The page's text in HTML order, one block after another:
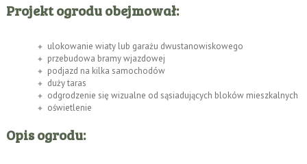
Projekt ogrodu obejmował:
ulokowanie wiaty lub garażu dwustanowiskowego
przebudowa bramy wjazdowej
podjazd na kilka samochodów
duży taras
odgrodzenie się wizualne od sąsiadujących bloków mieszkalnych
oświetlenie
Opis ogrodu: